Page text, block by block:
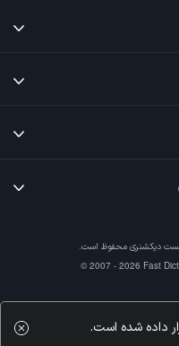
دیکشنری محفوظ است.
© 2007 - 2026 Fast
داده شده است.